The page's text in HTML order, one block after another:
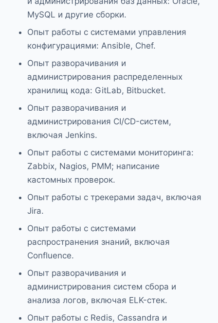
MySQL и другие сборки.
Опыт работы с системами управления
конфигурациями: Ansible, Chef.
Опыт разворачивания и
администрирования распределенных
хранилищ кода: GitLab, Bitbucket.
Опыт разворачивания и
администрирования CI/CD-систем,
включая Jenkins.
Опыт работы с системами мониторинга:
Zabbix, Nagios, PMM; написание
кастомных проверок.
Опыт работы с трекерами задач, включая
Jira.
Опыт работы с системами
распространения знаний, включая
Confluence.
Опыт разворачивания и
администрирования систем сбора и
анализа логов, включая ELK-стек.
Опыт работы с Redis, Cassandra и